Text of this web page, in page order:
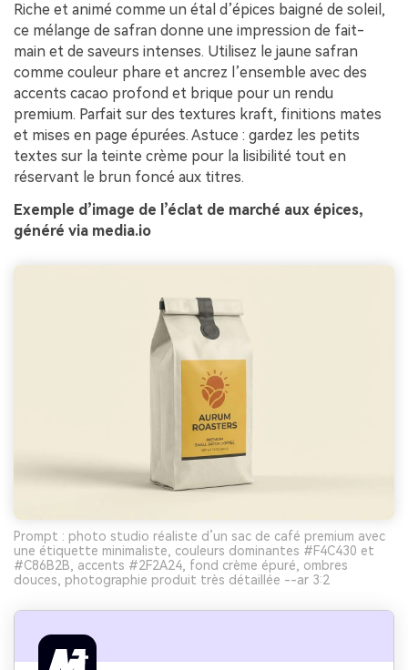
Riche et animé comme un étal d’épices baigné de soleil,
ce mélange de safran donne une impression de fait-
main et de saveurs intenses. Utilisez le jaune safran
comme couleur phare et ancrez l’ensemble avec des
accents cacao profond et brique pour un rendu
premium. Parfait sur des textures kraft, finitions mates
et mises en page épurées. Astuce : gardez les petits
textes sur la teinte crème pour la lisibilité tout en
réservant le brun foncé aux titres.
Exemple d’image de l’éclat de marché aux épices,
généré via media.io
Prompt : photo studio réaliste d’un sac de café premium avec
une étiquette minimaliste, couleurs dominantes #F4C430 et
#C86B2B, accents #2F2A24, fond crème épuré, ombres
douces, photographie produit très détaillée --ar 3:2